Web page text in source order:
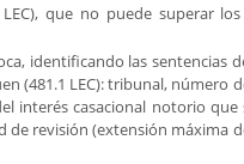
LEC), que no puede superar
identificando las sentencias
(481.1 LEC): tribunal, número
interés casacional notorio que
de revisión (extensión máxima